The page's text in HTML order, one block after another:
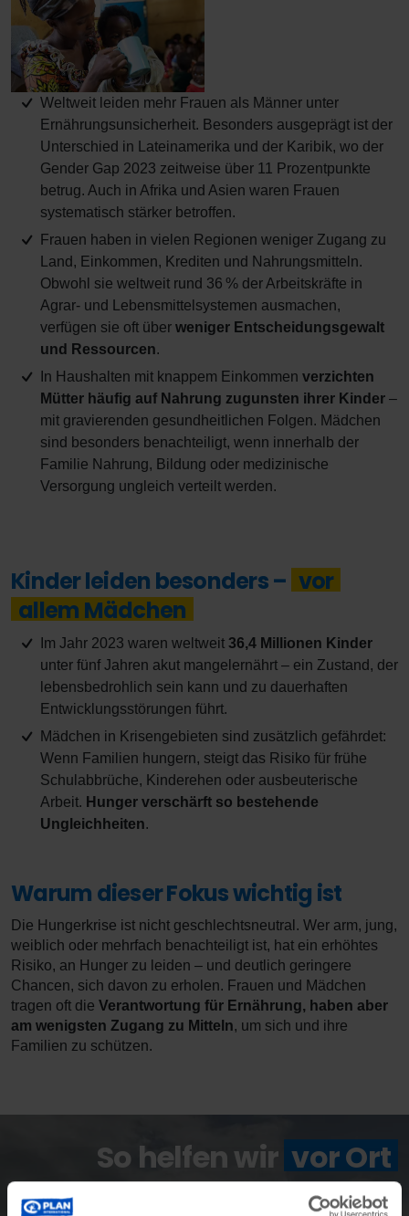
Weltweit leiden mehr Frauen als Männer unter
Ernährungsunsicherheit. Besonders ausgeprägt ist der
Unterschied in Lateinamerika und der Karibik, wo der
Gender Gap 2023 zeitweise über 11 Prozentpunkte
betrug. Auch in Afrika und Asien waren Frauen
systematisch stärker betroffen.
Frauen haben in vielen Regionen weniger Zugang zu
Land, Einkommen, Krediten und Nahrungsmitteln.
Obwohl sie weltweit rund 36 % der Arbeitskräfte in
Agrar- und Lebensmittelsystemen ausmachen,
verfügen sie oft über weniger Entscheidungsgewalt
und Ressourcen.
In Haushalten mit knappem Einkommen verzichten
Mütter häufig auf Nahrung zugunsten ihrer Kinder –
mit gravierenden gesundheitlichen Folgen. Mädchen
sind besonders benachteiligt, wenn innerhalb der
Familie Nahrung, Bildung oder medizinische
Versorgung ungleich verteilt werden.
Kinder leiden besonders – vor
allem Mädchen
Im Jahr 2023 waren weltweit 36,4 Millionen Kinder
unter fünf Jahren akut mangelernährt – ein Zustand, der
lebensbedrohlich sein kann und zu dauerhaften
Entwicklungsstörungen führt.
Mädchen in Krisengebieten sind zusätzlich gefährdet:
Wenn Familien hungern, steigt das Risiko für frühe
Schulabbrüche, Kinderehen oder ausbeuterische
Arbeit. Hunger verschärft so bestehende
Ungleichheiten.
Warum dieser Fokus wichtig ist
Die Hungerkrise ist nicht geschlechtsneutral. Wer arm, jung,
weiblich oder mehrfach benachteiligt ist, hat ein erhöhtes
Risiko, an Hunger zu leiden – und deutlich geringere
Chancen, sich davon zu erholen. Frauen und Mädchen
tragen oft die Verantwortung für Ernährung, haben aber
am wenigsten Zugang zu Mitteln, um sich und ihre
Familien zu schützen.
So helfen wir vor Ort